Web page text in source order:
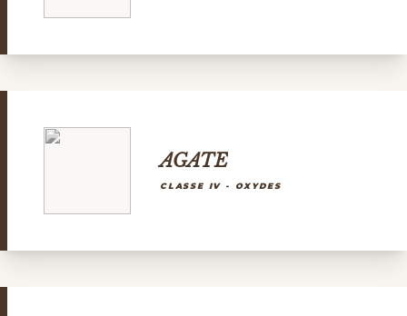
AGATE
CLASSE IV - OXYDES